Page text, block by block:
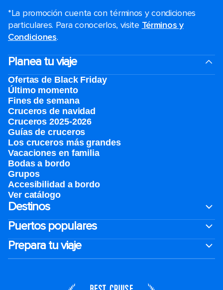
*La promoción cuenta con términos y condiciones
particulares. Para conocerlos, visite Términos y
Condiciones.
Planea tu viaje
Ofertas de Black Friday
Último momento
Fines de semana
Cruceros de navidad
Cruceros 2025-2026
Guías de cruceros
Los cruceros más grandes
Vacaciones en familia
Bodas a bordo
Grupos
Accesibilidad a bordo
Ver catálogo
Destinos
Puertos populares
Prepara tu viaje